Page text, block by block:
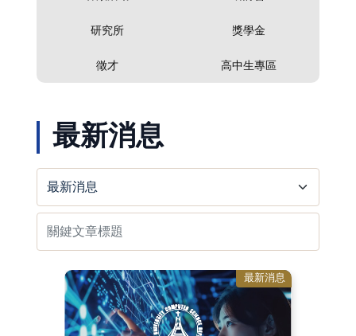
研究所 獎學金
徵才 高中生專區
最新消息
最新消息